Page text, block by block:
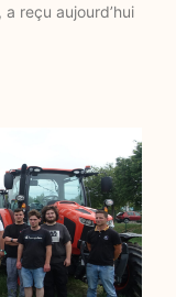
reçu aujourd’hui